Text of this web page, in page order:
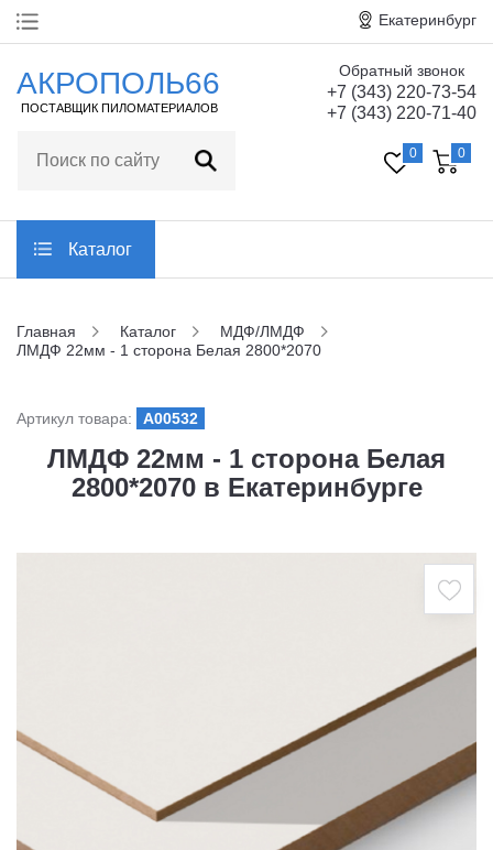
Главная
Статьи
Контакты
Заказать обратный звонок
Екатеринбург
АКРОПОЛЬ66
ПОСТАВЩИК ПИЛОМАТЕРИАЛОВ
Обратный звонок
+7 (343) 220-73-54
+7 (343) 220-71-40
0 0
Каталог
Главная Каталог
МДФ/ЛМДФ
ЛМДФ 22мм - 1 сторона Белая 2800*2070
Артикул товара: A00532
ЛМДФ 22мм - 1 сторона Белая
2800*2070 в Екатеринбурге